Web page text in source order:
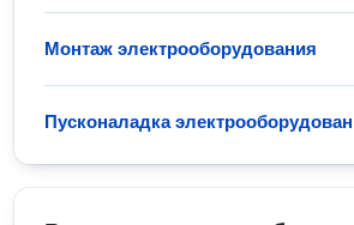
Монтаж электрооборудования
Пусконаладка